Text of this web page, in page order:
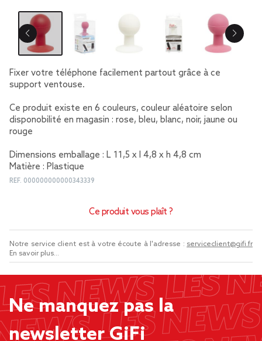
Fixer votre téléphone facilement partout grâce à ce
support ventouse.
Ce produit existe en 6 couleurs, couleur aléatoire selon
disponobilité en magasin : rose, bleu, blanc, noir, jaune ou
rouge
Dimensions emballage : L 11,5 x l 4,8 x h 4,8 cm
Matière : Plastique
REF. 000000000000343339
Ce produit vous plaît ?
Notre service client est à votre écoute à l'adresse : serviceclient@gifi.fr
En savoir plus...
Ne manquez pas la
newsletter GiFi